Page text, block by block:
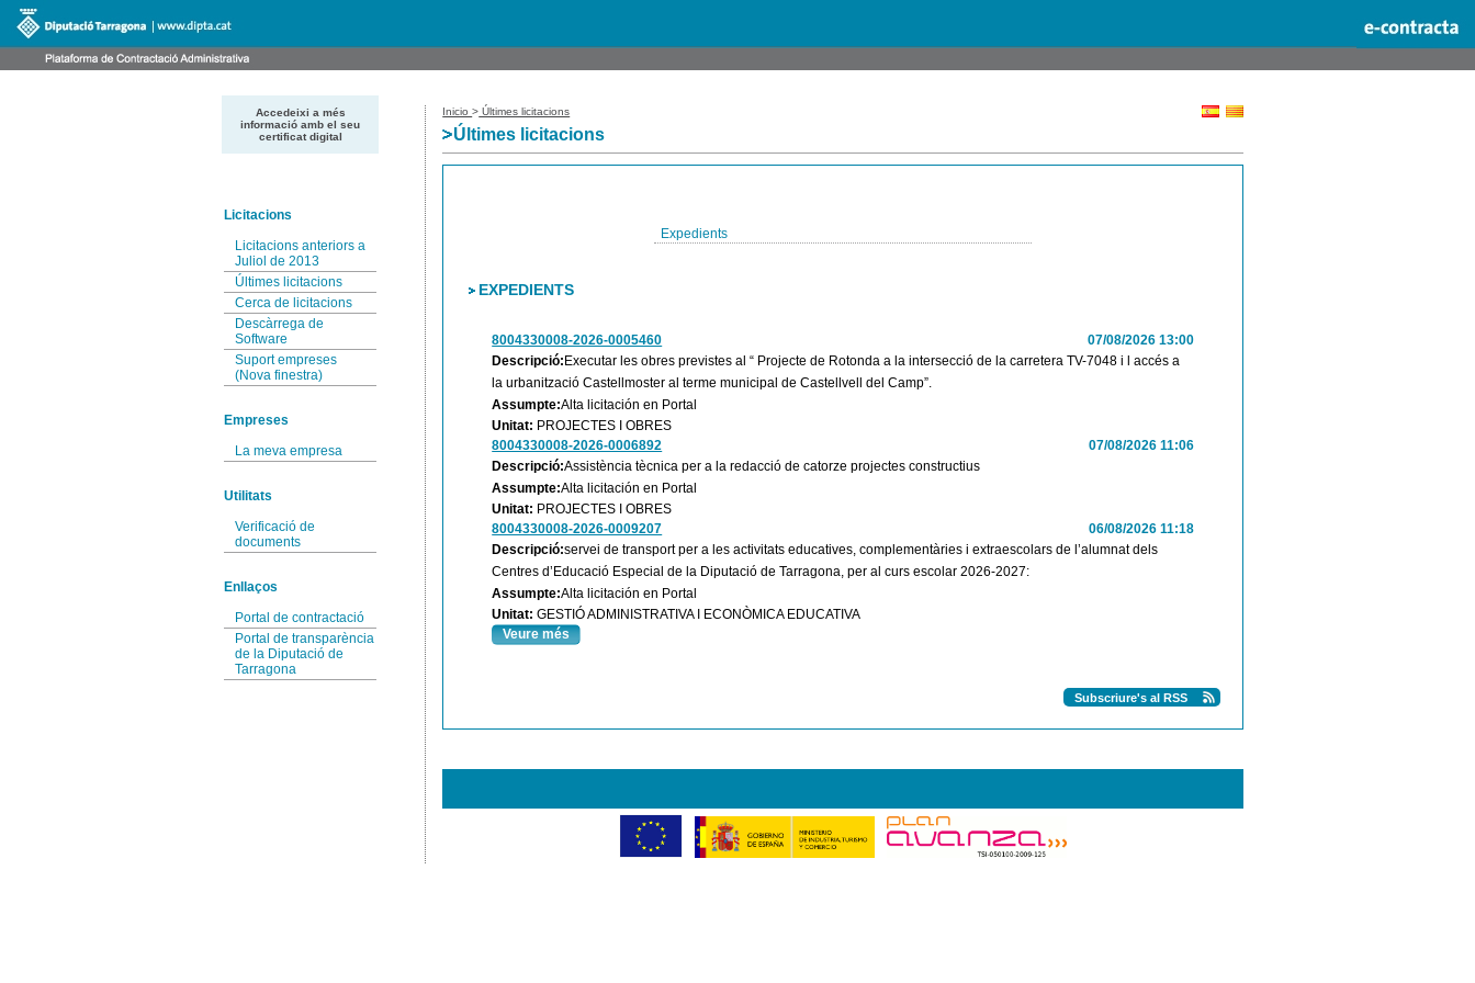
Accedeixi a més
informació amb el seu
certificat digital
Licitacions
Licitacions anteriors a
Juliol de 2013
Últimes licitacions
Cerca de licitacions
Descàrrega de
Software
Suport empreses
(Nova finestra)
Empreses
La meva empresa
Utilitats
Verificació de
documents
Enllaços
Portal de contractació
Portal de transparència
de la Diputació de
Tarragona
Inicio> Últimes licitacions
Últimes licitacions
Expedients
EXPEDIENTS
07/08/2026 13:00
8004330008-2026-0005460
Descripció:Executar les obres previstes al “ Projecte de Rotonda a la intersecció de la carretera TV-7048 i l accés a
la urbanització Castellmoster al terme municipal de Castellvell del Camp”.
Assumpte:Alta licitación en Portal
Unitat: PROJECTES I OBRES
07/08/2026 11:06
8004330008-2026-0006892
Descripció:Assistència tècnica per a la redacció de catorze projectes constructius
Assumpte:Alta licitación en Portal
Unitat: PROJECTES I OBRES
06/08/2026 11:18
8004330008-2026-0009207
Descripció:servei de transport per a les activitats educatives, complementàries i extraescolars de l’alumnat dels
Centres d’Educació Especial de la Diputació de Tarragona, per al curs escolar 2026-2027:
Assumpte:Alta licitación en Portal
Unitat:GESTIÓ ADMINISTRATIVA I ECONÒMICA EDUCATIVA
Veure més
Subscriure's al RSS